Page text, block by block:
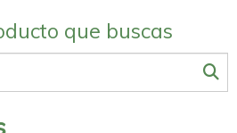
que buscas